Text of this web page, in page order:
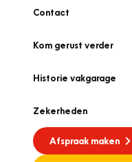
Contact
Kom gerust verder
Historie vakgarage
Zekerheden
Afspraak maken